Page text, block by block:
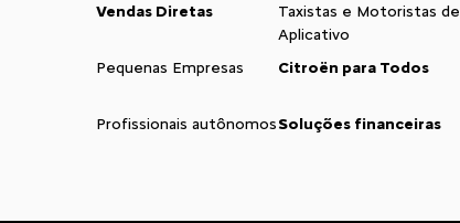
Vendas Diretas
Pequenas Empresas
Profissionais autônomos
Taxistas e Motoristas de
Aplicativo
Citroën para Todos
Soluções financeiras